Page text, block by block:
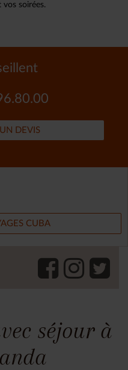
soirées.
DEVIS
CUBA
séjour à